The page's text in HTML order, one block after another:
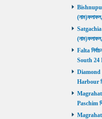
Bishnupur
Satgachia
Falta
South 24
Diamond
Harbour
Magrahat
Paschim
Magrahat